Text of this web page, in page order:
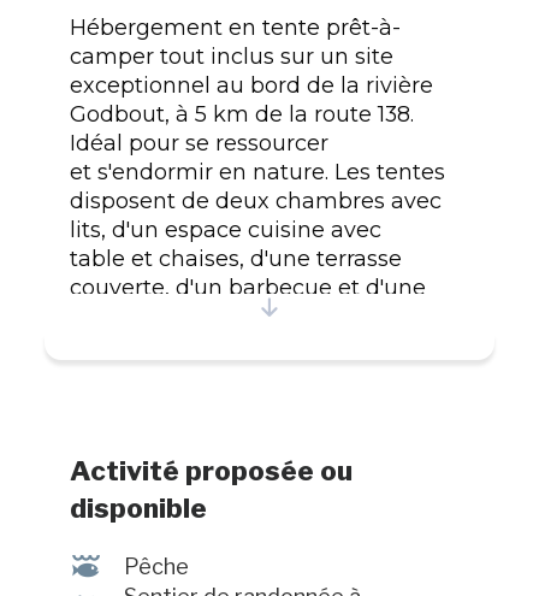
Hébergement en tente prêt-à-
camper tout inclus sur un site
exceptionnel au bord de la rivière
Godbout, à 5 km de la route 138.
Idéal pour se ressourcer
et s'endormir en nature. Les tentes
disposent de deux chambres avec
lits, d'un espace cuisine avec
table et chaises, d'une terrasse
couverte, d'un barbecue et d'une
table à pique-nique. Réservations
Activité proposée ou
disponible
@ Pêche